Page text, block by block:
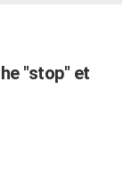
"stop" et